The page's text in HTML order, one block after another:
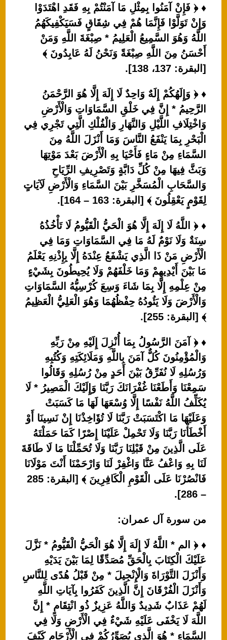
♦ ﴿ فَإِنْ آمَنُوا بِمِثْلِ مَا آمَنْتُمْ بِهِ فَقَدِ اهْتَدَوْا
وَإِنْ تَوَلَّوْا فَإِنَّمَا هُمْ فِي شِقَاقٍ فَسَيَكْفِيكَهُمُ
اللَّهُ وَهُوَ السَّمِيعُ الْعَلِيمُ * صِبْغَةَ اللَّهِ وَمَنْ
أَحْسَنُ مِنَ اللَّهِ صِبْغَةً وَنَحْنُ لَهُ عَابِدُونَ ﴾
[البقرة: 137، 138].
♦ ﴿ وَإِلَهُكُمْ إِلَهٌ وَاحِدٌ لَا إِلَهَ إِلَّا هُوَ الرَّحْمَنُ
الرَّحِيمُ * إِنَّ فِي خَلْقِ السَّمَاوَاتِ وَالْأَرْضِ
وَاخْتِلَافِ اللَّيْلِ وَالنَّهَارِ وَالْفُلْكِ الَّتِي تَجْرِي فِي
الْبَحْرِ بِمَا يَنْفَعُ النَّاسَ وَمَا أَنْزَلَ اللَّهُ مِنَ
السَّمَاءِ مِنْ مَاءٍ فَأَحْيَا بِهِ الْأَرْضَ بَعْدَ مَوْتِهَا
وَبَثَّ فِيهَا مِنْ كُلِّ دَابَّةٍ وَتَصْرِيفِ الرِّيَاحِ
وَالسَّحَابِ الْمُسَخَّرِ بَيْنَ السَّمَاءِ وَالْأَرْضِ لَآيَاتٍ
لِقَوْمٍ يَعْقِلُونَ ﴾ [البقرة: 163 – 164].
♦ ﴿ اللَّهُ لَا إِلَهَ إِلَّا هُوَ الْحَيُّ الْقَيُّومُ لَا تَأْخُذُهُ
سِنَةٌ وَلَا نَوْمٌ لَهُ مَا فِي السَّمَاوَاتِ وَمَا فِي
الْأَرْضِ مَنْ ذَا الَّذِي يَشْفَعُ عِنْدَهُ إِلَّا بِإِذْنِهِ يَعْلَمُ
مَا بَيْنَ أَيْدِيهِمْ وَمَا خَلْفَهُمْ وَلَا يُحِيطُونَ بِشَيْءٍ
مِنْ عِلْمِهِ إِلَّا بِمَا شَاءَ وَسِعَ كُرْسِيُّهُ السَّمَاوَاتِ
وَالْأَرْضَ وَلَا يَئُودُهُ حِفْظُهُمَا وَهُوَ الْعَلِيُّ الْعَظِيمُ
﴾ [البقرة: 255].
♦ ﴿ آمَنَ الرَّسُولُ بِمَا أُنْزِلَ إِلَيْهِ مِنْ رَبِّهِ
وَالْمُؤْمِنُونَ كُلٌّ آمَنَ بِاللَّهِ وَمَلَائِكَتِهِ وَكُتُبِهِ
وَرُسُلِهِ لَا نُفَرِّقُ بَيْنَ أَحَدٍ مِنْ رُسُلِهِ وَقَالُوا
سَمِعْنَا وَأَطَعْنَا غُفْرَانَكَ رَبَّنَا وَإِلَيْكَ الْمَصِيرُ * لَا
يُكَلِّفُ اللَّهُ نَفْسًا إِلَّا وُسْعَهَا لَهَا مَا كَسَبَتْ
وَعَلَيْهَا مَا اكْتَسَبَتْ رَبَّنَا لَا تُؤَاخِذْنَا إِنْ نَسِينَا أَوْ
أَخْطَأْنَا رَبَّنَا وَلَا تَحْمِلْ عَلَيْنَا إِصْرًا كَمَا حَمَلْتَهُ
عَلَى الَّذِينَ مِنْ قَبْلِنَا رَبَّنَا وَلَا تُحَمِّلْنَا مَا لَا طَاقَةَ
لَنَا بِهِ وَاعْفُ عَنَّا وَاغْفِرْ لَنَا وَارْحَمْنَا أَنْتَ مَوْلَانَا
فَانْصُرْنَا عَلَى الْقَوْمِ الْكَافِرِينَ ﴾ [البقرة: 285
– 286].
من سورة آل عمران:
♦ ﴿ الم * اللَّهُ لَا إِلَهَ إِلَّا هُوَ الْحَيُّ الْقَيُّومُ * نَزَّلَ
عَلَيْكَ الْكِتَابَ بِالْحَقِّ مُصَدِّقًا لِمَا بَيْنَ يَدَيْهِ
وَأَنْزَلَ التَّوْرَاةَ وَالْإِنْجِيلَ * مِنْ قَبْلُ هُدًى لِلنَّاسِ
وَأَنْزَلَ الْفُرْقَانَ إِنَّ الَّذِينَ كَفَرُوا بِآيَاتِ اللَّهِ
لَهُمْ عَذَابٌ شَدِيدٌ وَاللَّهُ عَزِيزٌ ذُو انْتِقَامٍ * إِنَّ
اللَّهَ لَا يَخْفَى عَلَيْهِ شَيْءٌ فِي الْأَرْضِ وَلَا فِي
السَّمَاءِ * هُوَ الَّذِي يُصَوِّرُكُمْ فِي الْأَرْحَامِ كَيْفَ